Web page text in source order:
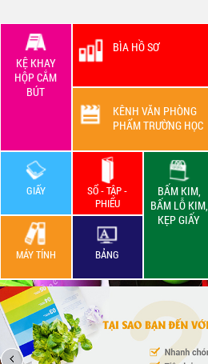
KỆ KHAY
HỘP CẮM
BÚT
BÌA HỒ SƠ
KÊNH VĂN PHÒNG
PHẨM TRƯỜNG HỌC
GIẤY
SỔ - TẬP -
PHIẾU
BẤM KIM,
BẤM LỖ KIM,
KẸP GIẤY
MÁY TÍNH BẢNG